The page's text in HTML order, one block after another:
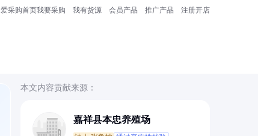
爱采购首页我要采购 我有货源 会员产品 推广产品 注册开店
本文内容贡献来源：
嘉祥县本忠养殖场